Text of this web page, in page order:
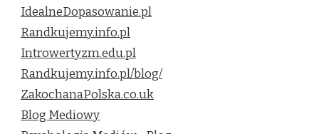
IdealneDopasowanie.pl
Randkujemy.info.pl
Introwertyzm.edu.pl
Randkujemy.info.pl/blog/
ZakochanaPolska.co.uk
Blog Mediowy